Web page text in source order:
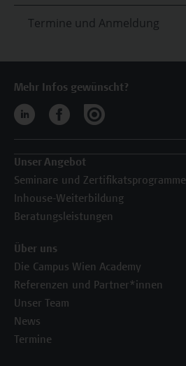
Termine und Anmeldung
Mehr Infos gewünscht?
Unser Angebot
Seminare und Zertifikatsprogramme
Inhouse-Weiterbildung
Beratungsleistungen
Über uns
Die Campus Wien Academy
Referenzen und Partner*innen
Unser Team
News
Termine